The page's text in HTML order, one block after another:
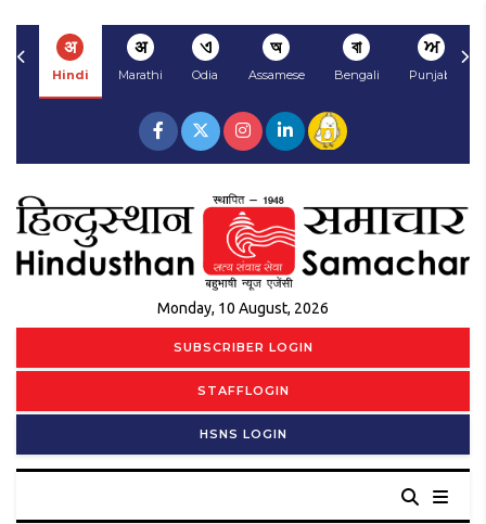
अ
Hindi
अ
Marathi
ଏ
Odia
অ
Assamese
বা
Bengali
ਅ
Punjabi
Monday, 10 August, 2026
SUBSCRIBER LOGIN
STAFFLOGIN
HSNS LOGIN